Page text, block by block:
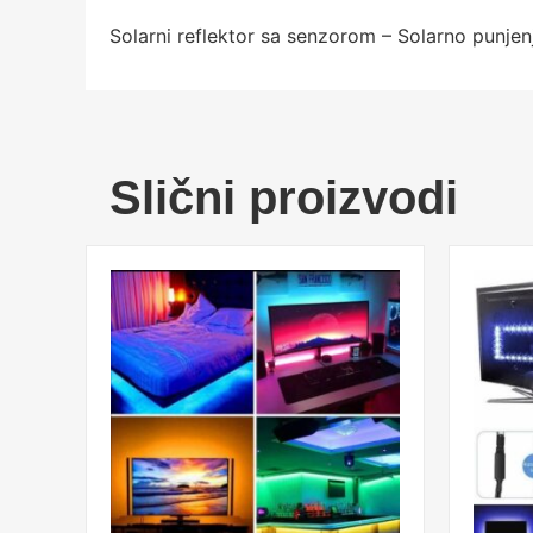
Solarni reflektor sa senzorom – Solarno
Slični proizvodi